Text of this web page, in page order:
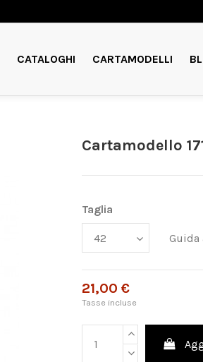
CATALOGHI CARTAMODELLI
Cartamodello
Taglia
21,00 €
Tasse incluse